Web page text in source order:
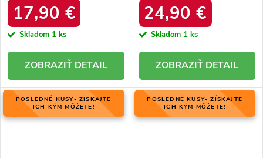
17,90 €
Skladom 1 ks
DETAIL
SYSTEM, kód produktu
II274263 BEIGE
24,90 €
Skladom 1 ks
DETAIL
POSLEDNÉ KUSY- ZÍSKAJTE
ICH KÝM MÔŽETE!
POSLEDNÉ KUSY- ZÍSKAJTE
ICH KÝM MÔŽETE!